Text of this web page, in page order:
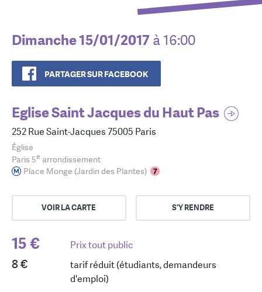
Dimanche 15/01/2017 à 16:00
PARTAGER SUR FACEBOOK
Eglise Saint Jacques du Haut Pas
252 Rue Saint-Jacques 75005 Paris
Église
Paris 5e arrondissement
Place Monge (Jardin des Plantes)
VOIR LA CARTE S'Y RENDRE
15 € Prix tout public
8 €
tarif réduit (étudiants, demandeurs
d'emploi)